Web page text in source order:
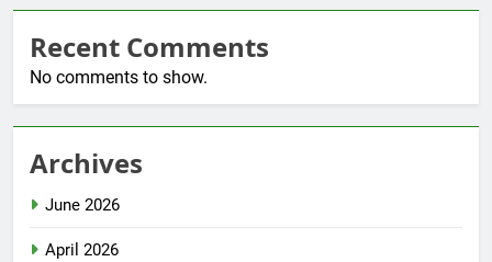
Recent Comments
No comments to show.
Archives
June 2026
April 2026